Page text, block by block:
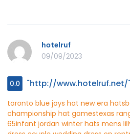
hotelruf
09/09/2023
0.0 "http://www.hotelruf.net/"
toronto blue jays hat new era hats
championship hat gamestexas
65infant jordan winter hats mens